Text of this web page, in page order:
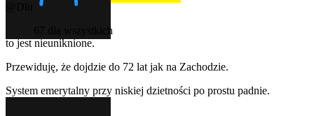
67 dla wszystkich
to jest nieuniknione.
Przewiduję, że dojdzie do 72 lat jak na Zachodzie.
System emerytalny przy niskiej dzietności po prostu padnie.